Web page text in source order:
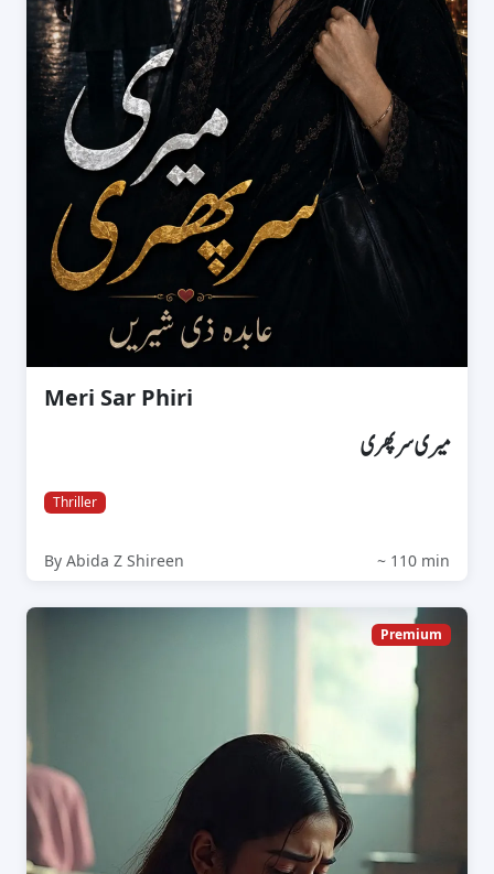
Meri Sar Phiri
میری سرپھری
Thriller
By Abida Z Shireen ~ 110 min
Premium